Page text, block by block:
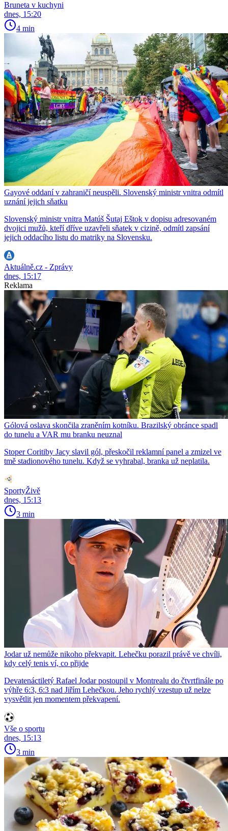
Bruneta v kuchyni
dnes, 15:20
4 min
Gayové oddaní v zahraničí neuspěli. Slovenský ministr vnitra odmítl
uznání jejich sňatku
Slovenský ministr vnitra Matúš Šutaj Eštok v dopisu adresovaném
dvojici mužů, kteří dříve uzavřeli sňatek v cizině, odmítl zapsání
jejich oddacího listu do matriky na Slovensku.
Aktuálně.cz - Zprávy
dnes, 15:17
Reklama
Gólová oslava skončila zraněním kotníku. Brazilský obránce spadl
do tunelu a VAR mu branku neuznal
Stoper Coritiby Jacy slavil gól, přeskočil reklamní panel a zmizel ve
tmě stadionového tunelu. Když se vyhrabal, branka už neplatila.
SportyŽivě
dnes, 15:13
3 min
Jodar už nemůže nikoho překvapit. Lehečku porazil právě ve chvíli,
kdy celý tenis ví, co přijde
Devatenáctiletý Rafael Jodar postoupil v Montrealu do čtvrtfinále po
výhře 6:3, 6:3 nad Jiřím Lehečkou. Jeho rychlý vzestup už nelze
vysvětlit jen momentem překvapení.
Vše o sportu
dnes, 15:13
3 min